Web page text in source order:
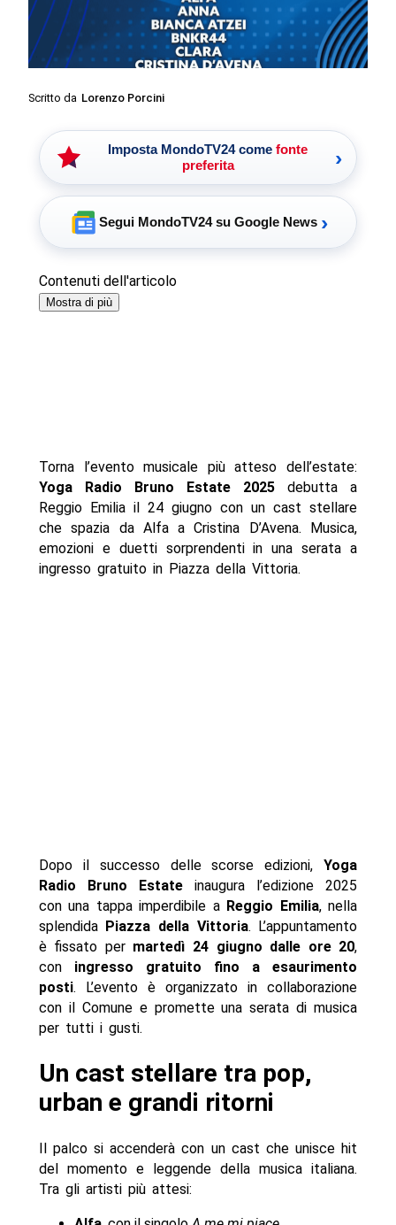
Scritto da Lorenzo Porcini
Imposta MondoTV24 come fonte
preferita
›
Segui MondoTV24 su Google News ›
Contenuti dell'articolo
Mostra di più
Torna l’evento musicale più atteso dell’estate:
Yoga Radio Bruno Estate 2025debutta a
Reggio Emilia il 24 giugno con un cast stellare
che spazia da Alfa a Cristina D’Avena. Musica,
emozioni e duetti sorprendenti in una serata a
ingresso gratuito in Piazza della Vittoria.
Dopo il successo delle scorse edizioni,Yoga
Radio Bruno Estateinaugura l’edizione 2025
con una tappa imperdibile a Reggio Emilia, nella
splendida Piazza della Vittoria. L’appuntamento
è fissato per martedì 24 giugno dalle ore 20,
con ingresso gratuito fino a esaurimento
posti. L’evento è organizzato in collaborazione
con il Comune e promette una serata di musica
per tutti i gusti.
Un cast stellare tra pop,
urban e grandi ritorni
Il palco si accenderà con un cast che unisce hit
del momento e leggende della musica italiana.
Tra gli artisti più attesi: